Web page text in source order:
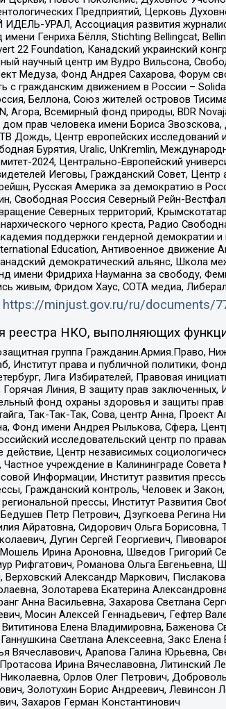
Предприятий, Церковь
УРАЛ, Ассоциация развития
Генриха Бёлля, Stichting Bellingcat,
22 Foundation, Канадский украинский
научный центр им Вудро Вильсона,
Медуза, Фонд Андрея Сахарова, Форум
с гражданским движением в России –
Беллона, Союз жителей островов
Агора, Всемирный фонд природы, BDR
дом прав человека имени Бориса
Дождь, Центр европейских
Бурятия, Uralic, UnKremlin,
2024, Центрально-Европейский
Иеговы, Гражданский Совет,
Русская Америка за демократию в
Свободная Россия Северный Рейн-
Северных территорий,
черного креста, Радио
поддержки гендерной демократии
Education, Антивоенное движение
демократический альянс, Школа
имени Фридриха Науманна за свободу,
живым, Фридом Хаус, СОТА медиа,
https://minjust.gov.ru/ru/documents/
реестра НКО, выполняющих
группа Гражданин.Армия.Право,
Институт права и публичной политики,
Лига Избирателей, Правовая
Линия, В защиту прав
фонд охраны здоровья и защиты
Так-Так-Так, Сова, центр Анна,
Фонд имени Андрея Рылькова, Сфера,
исследовательский центр по
действие, Центр независимых
Частное учреждение в Калининграде
Информации, Институт развития
Гражданский контроль, Человек и
региональной прессы, Институт Развития
Петр Петрович, Дзугкоева Регина
Айратовна, Сидорович Ольга Борисовна,
Дугин Сергей Георгиевич,
Ирина Ароновна, Шведов Григорий
Рифгатович, Романова Ольга Евгеньевна,
Верховский Александр Маркович,
Золотарева Екатерина
Анна Васильевна, Захарова Светлана
Мосин Алексей Геннадьевич, Гефтер
Елена Владимировна, Баженова
Светлана Алексеевна, Закс
Вячеславович, Арапова Галина Юрьевна,
Ирина Вячеславовна, Литинский
Орлов Олег Петрович,
Золотухин Борис Андреевич,
Захаров Герман Константинович